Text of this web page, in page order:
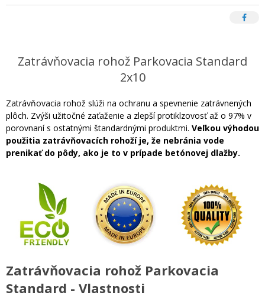
Zatrávňovacia rohož Parkovacia Standard
2x10
Zatrávňovacia rohož slúži na ochranu a spevnenie zatrávnených
plôch. Zvýši užitočné zaťaženie a zlepší protiklzovosť až o 97% v
porovnaní s ostatnými štandardnými produktmi. Veľkou výhodou
použitia zatrávňovacích rohoží je, že nebránia vode
prenikať do pôdy, ako je to v prípade betónovej dlažby.
Zatrávňovacia rohož Parkovacia
Standard - Vlastnosti